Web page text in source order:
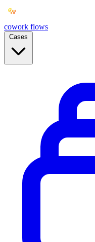
cowork flows